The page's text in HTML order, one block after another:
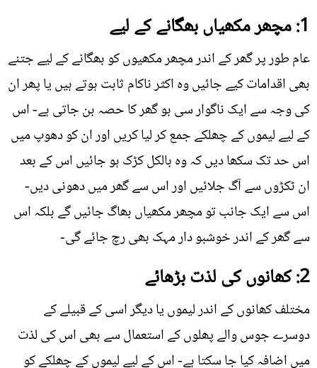
1: مچھر مکھیاں بھگانے کے لیے
عام طور پر گھر کے اندر مچھر مکھیوں کو بھگانے کے لیے جتنے
بھی اقدامات کیے جائيں وہ اکثر ناکام ثابت ہوتے ہیں یا پھر ان
کی وجہ سے ایک ناگوار سی بو گھر کا حصہ بن جاتی ہے- اس
کے لیے لیموں کے چھلکے جمع کر لیا کریں اور ان کو دھوپ میں
اس حد تک سکھا دیں کہ وہ بالکل کڑک ہو جائيں اس کے بعد
ان ٹکڑوں سے آگ جلائيں اور اس سے گھر میں دھونی دیں-
اس سے ایک جانب تو مچھر مکھیاں بھاگ جائيں گے بلکہ اس
سے گھر کے اندر خوشبو دار مہک بھی رچ جائے گی-
2: کھانوں کی لذت بڑھائے
مختلف کھانوں کے اندر لیموں یا دیگر اسی کے قبیلے کے
دوسرے جوس والے پھلوں کے استعمال سے بھی اس کی لذت
میں اضافہ کیا جا سکتا ہے- اس کے لیے لیموں کے چھلکے کو